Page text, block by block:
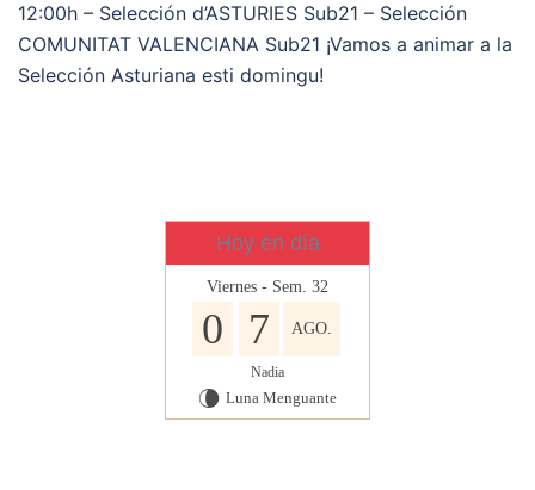
12:00h – Selección d’ASTURIES Sub21 – Selección
COMUNITAT VALENCIANA Sub21 ¡Vamos a animar a la
Selección Asturiana esti domingu!
Hoy en día
Viernes - Sem. 32
0 7 AGO.
Nadia
V Luna Menguante